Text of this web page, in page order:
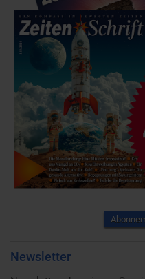
Newsletter